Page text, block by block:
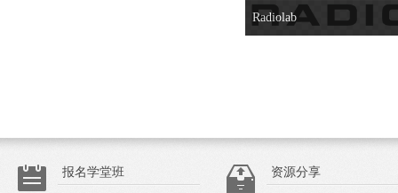
Radiolab
报名学堂班 资源分享